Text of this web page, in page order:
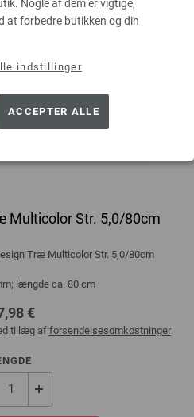
Nogle af dem er vigtige,
at forbedre butikken og din
indstillinger
ACCEPTER ALLE
Multicolor Str. 5,0/80cm
Træ Multicolor Str. 5,0/80cm
længde ca. 80 cm
€
tillæg af forsendelsesomkostninger